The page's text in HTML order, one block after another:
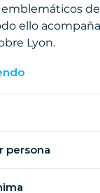
emblemáticos
ello
Lyon.
comienza en
y prueba
vueltas,
al parque de
verdor, el
persona